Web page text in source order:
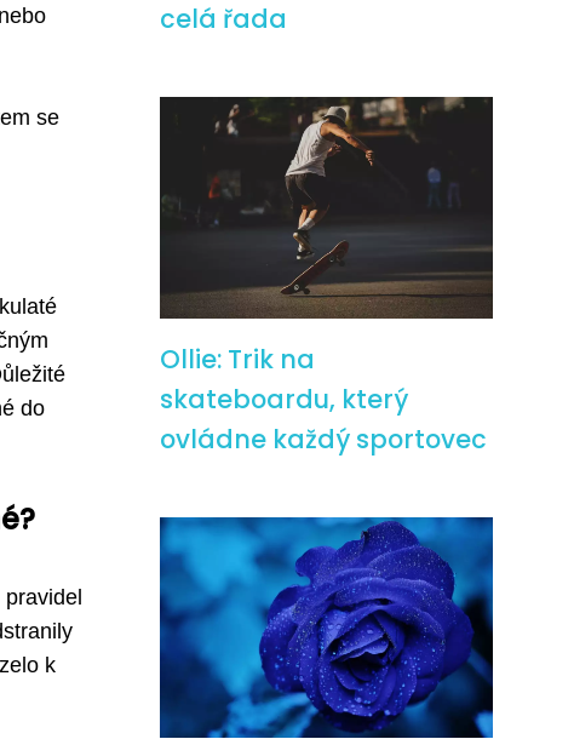
se
do
k
celá řada
Ollie: Trik na
skateboardu, který
ovládne každý sportovec